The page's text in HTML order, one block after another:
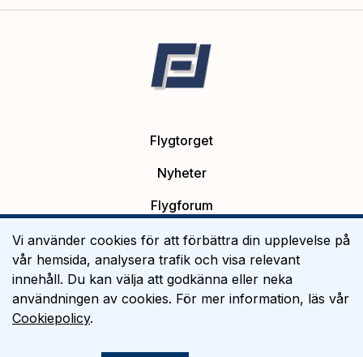
Flygtorget
Nyheter
Flygforum
Platsannonser
Flygutbildning
Om Flygtorget
Vi använder cookies för att förbättra din upplevelse på
vår hemsida, analysera trafik och visa relevant
innehåll. Du kan välja att godkänna eller neka
användningen av cookies. För mer information, läs vår
Cookiepolicy.